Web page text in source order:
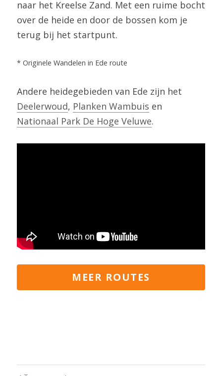
naar het Kreelse Zand. Met een ruime bocht
over de heide en door de bossen kom je
terug bij het startpunt.
* Originele Wandelen in Ede route
Deelerwoud, Planken Wambuis
Nationaal Park De Hoge Veluwe.
MEER ROUTES